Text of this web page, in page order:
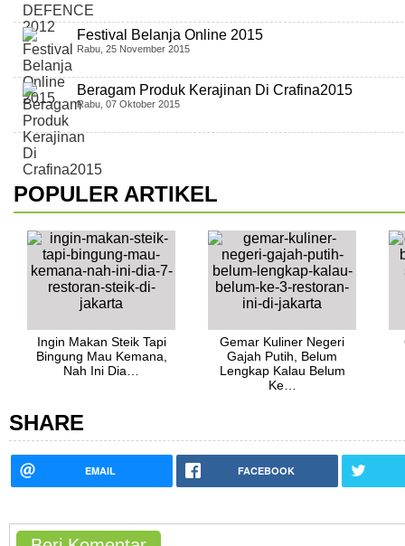
Festival Belanja Online 2015
Rabu, 25 November 2015
Beragam Produk Kerajinan Di Crafina2015
Rabu, 07 Oktober 2015
POPULER ARTIKEL
Ingin Makan Steik Tapi
Bingung Mau Kemana,
Nah Ini Dia…
Gemar Kuliner Negeri
Gajah Putih, Belum
Lengkap Kalau Belum
Ke…
SHARE
EMAIL FACEBOOK